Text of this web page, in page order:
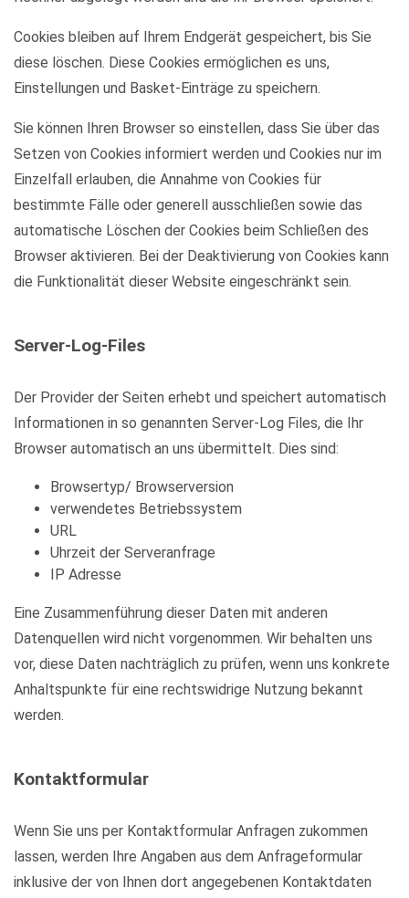
Cookies bleiben auf Ihrem Endgerät gespeichert, bis Sie
diese löschen. Diese Cookies ermöglichen es uns,
Einstellungen und Basket-Einträge zu speichern.
Sie können Ihren Browser so einstellen, dass Sie über das
Setzen von Cookies informiert werden und Cookies nur im
Einzelfall erlauben, die Annahme von Cookies für
bestimmte Fälle oder generell ausschließen sowie das
automatische Löschen der Cookies beim Schließen des
Browser aktivieren. Bei der Deaktivierung von Cookies kann
die Funktionalität dieser Website eingeschränkt sein.
Server-Log-Files
Der Provider der Seiten erhebt und speichert automatisch
Informationen in so genannten Server-Log Files, die Ihr
Browser automatisch an uns übermittelt. Dies sind:
Browsertyp/ Browserversion
verwendetes Betriebssystem
URL
Uhrzeit der Serveranfrage
IP Adresse
Eine Zusammenführung dieser Daten mit anderen
Datenquellen wird nicht vorgenommen. Wir behalten uns
vor, diese Daten nachträglich zu prüfen, wenn uns konkrete
Anhaltspunkte für eine rechtswidrige Nutzung bekannt
werden.
Kontaktformular
Wenn Sie uns per Kontaktformular Anfragen zukommen
lassen, werden Ihre Angaben aus dem Anfrageformular
inklusive der von Ihnen dort angegebenen Kontaktdaten